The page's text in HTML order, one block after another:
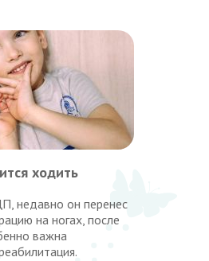
ходить
недавно он перенес
на ногах, после
важна